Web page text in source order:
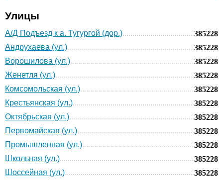
Улицы
А/Д Подъезд к а. Тугургой (дор.)
385228
Андрухаева (ул.)
385228
Ворошилова (ул.)
385228
Женетля (ул.)
385228
Комсомольская (ул.)
385228
Крестьянская (ул.)
385228
Октябрьская (ул.)
385228
Первомайская (ул.)
385228
Промышленная (ул.)
385228
Школьная (ул.)
385228
Шоссейная (ул.)
385228